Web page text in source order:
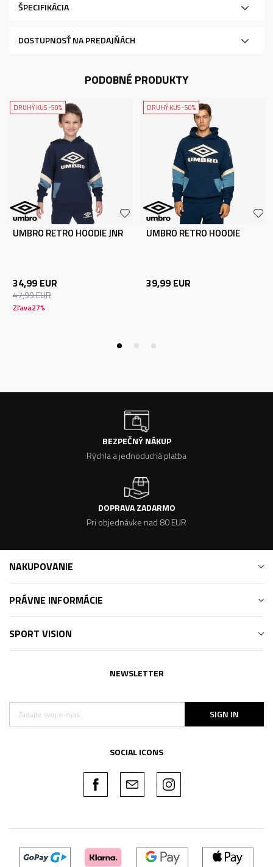
ŠPECIFIKÁCIA
DOSTUPNOSŤ NA PREDAJŇÁCH
PODOBNÉ PRODUKTY
DRUHÝ KUS -50%
UMBRO RETRO HOODIE JNR
34,99 EUR
47,99EUR
Zľava27%
DRUHÝ KUS -50%
UMBRO RETRO HOODIE
39,99 EUR
BEZPEČNÝ NÁKUP
Rýchla a jednoduchá platba
DOPRAVA ZADARMO
Pri objednávke nad 80 EUR
NAKUPOVANIE
PRÁVNE INFORMÁCIE
SPORT VISION
NEWSLETTER
SIGN IN
SOCIAL ICONS